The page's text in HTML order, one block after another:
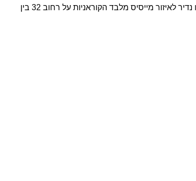
ישירות מהרחוב. המסעדה ממש טובה, משהו נדיר לאיזור מייסיס מלבד הקוראניות על רחוב 32 בין